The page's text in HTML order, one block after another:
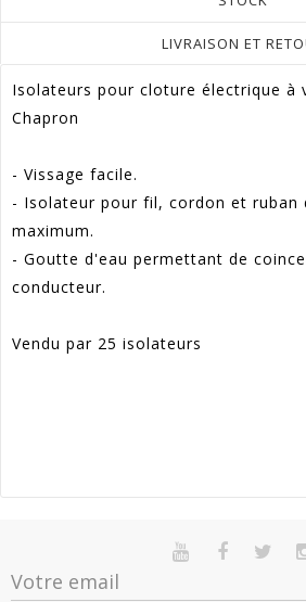
LIVRAISON ET
Isolateurs pour cloture électrique à
Chapron
- Vissage facile.
- Isolateur pour fil, cordon et ruban
maximum.
- Goutte d'eau permettant de
conducteur.
Vendu par 25 isolateurs
Garantie
Sur commande
Option